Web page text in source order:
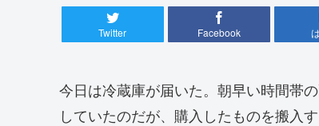
Twitter Facebook
今日は冷蔵庫が届いた。朝早い時間帯
していたのだが、購入したものを搬入